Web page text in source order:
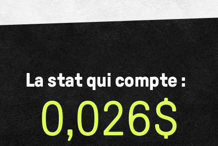
La stat qui compte :
0,026$